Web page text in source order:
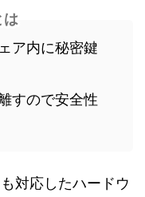
は
ア内に秘密鍵
すので安全性
対応したハードウ